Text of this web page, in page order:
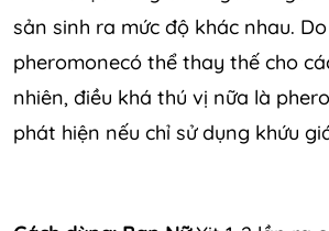
sản sinh ra mức độ khác nhau.
pheromonecó thể thay thế cho
nhiên, điều khá thú vị nữa là
phát hiện nếu chỉ sử dụng khứu